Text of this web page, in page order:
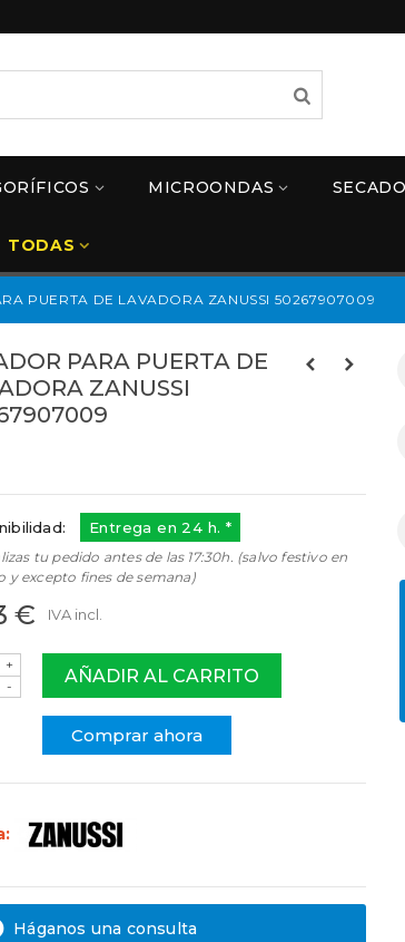
MICROONDAS
TODAS
PUERTA DE LAVADORA ZANUSSI 50267907009
PARA PUERTA DE
ZANUSSI
Entrega en 24 h. *
tu pedido antes de las 17:30h. (salvo festivo en
y excepto fines de semana)
€ IVA incl.
-
+
AÑADIR AL CARRITO
Comprar ahora
Háganos una consulta